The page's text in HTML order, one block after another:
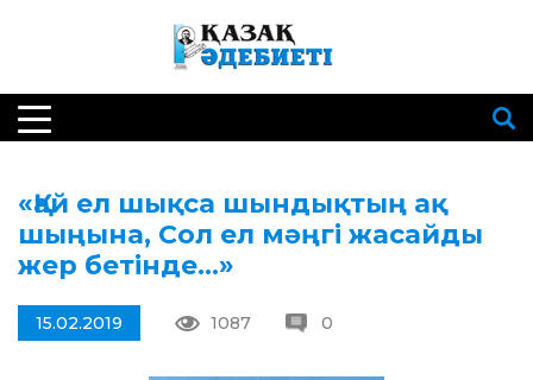
«Қай ел шықса шындықтың ақ
шыңына, Сол ел мәңгі жасайды
жер бетінде…»
15.02.2019 1087 0